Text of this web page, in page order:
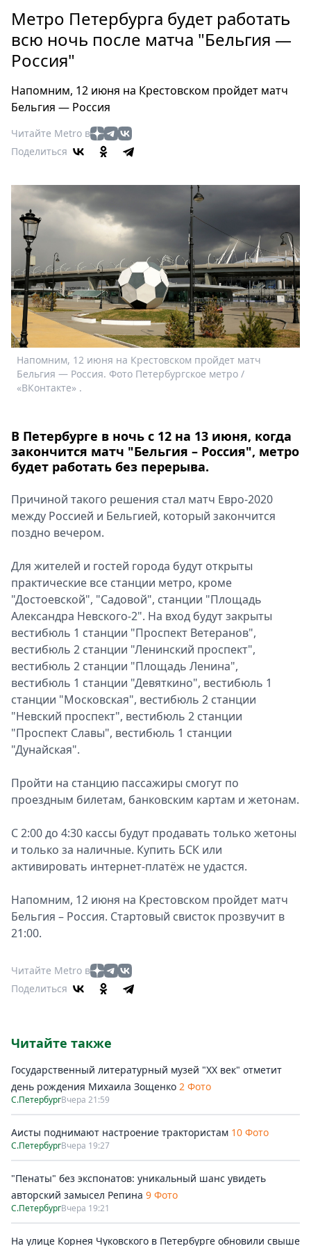
Россия
Мир
Здоровье
Туризм
Мода
Театр
Кино
Книги
Выставки
Пресс-
релизы
О
Metro
Стримы
Спецпроекты
Звезды
Выборы
2026
Скачай
Метро Петербурга будет работать
всю ночь после матча "Бельгия —
Россия"
Напомним, 12 июня на Крестовском пройдет матч
Бельгия — Россия
Читайте Metro в
Поделиться
Напомним, 12 июня на Крестовском пройдет матч
Бельгия — Россия. Фото Петербургское метро /
«ВКонтакте» .
В Петербурге в ночь с 12 на 13 июня, когда
закончится матч "Бельгия – Россия", метро
будет работать без перерыва.
Причиной такого решения стал матч Евро-2020
между Россией и Бельгией, который закончится
поздно вечером.
Для жителей и гостей города будут открыты
практические все станции метро, кроме
"Достоевской", "Садовой", станции "Площадь
Александра Невского-2". На вход будут закрыты
вестибюль 1 станции "Проспект Ветеранов",
вестибюль 2 станции "Ленинский проспект",
вестибюль 2 станции "Площадь Ленина",
вестибюль 1 станции "Девяткино", вестибюль 1
станции "Московская", вестибюль 2 станции
"Невский проспект", вестибюль 2 станции
"Проспект Славы", вестибюль 1 станции
"Дунайская".
Пройти на станцию пассажиры смогут по
проездным билетам, банковским картам и жетонам.
С 2:00 до 4:30 кассы будут продавать только жетоны
и только за наличные. Купить БСК или
активировать интернет-платёж не удастся.
Напомним, 12 июня на Крестовском пройдет матч
Бельгия – Россия. Стартовый свисток прозвучит в
21:00.
Читайте Metro в
Поделиться
Читайте также
Государственный литературный музей "ХХ век" отметит
день рождения Михаила Зощенко 2 Фото
С.ПетербургВчера 21:59
Аисты поднимают настроение трактористам 10 Фото
С.ПетербургВчера 19:27
"Пенаты" без экспонатов: уникальный шанс увидеть
авторский замысел Репина 9 Фото
С.ПетербургВчера 19:21
На улице Корнея Чуковского в Петербурге обновили свыше